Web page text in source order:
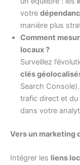
votre
manière plus
Comment
locaux ?
Surveillez
clés
Search
trafic direct et
dans votre
Vers un marketing
Intégrer les liens